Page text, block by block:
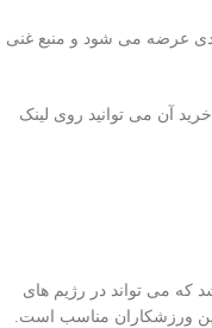
پلاتنسیس در بسته های 100 عددی عرضه می شود و منبع غنی
آن می توانید روی لینک
که می تواند در رژیم های
ورزشکاران مناسب است.